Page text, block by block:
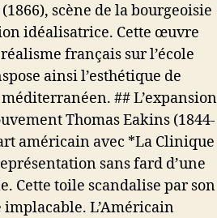
scène de la bourgeoisie
idéalisatrice. Cette œuvre
français sur l’école
ainsi l’esthétique de
## L’expansion
Thomas Eakins (1844-
américain avec *La Clinique
sans fard d’une
Cette toile scandalise par son
L’Américain